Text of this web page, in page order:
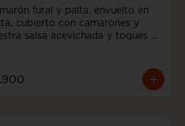
furai y palta, envuelto en
cubierto con camarones y
salsa acevichada y toques